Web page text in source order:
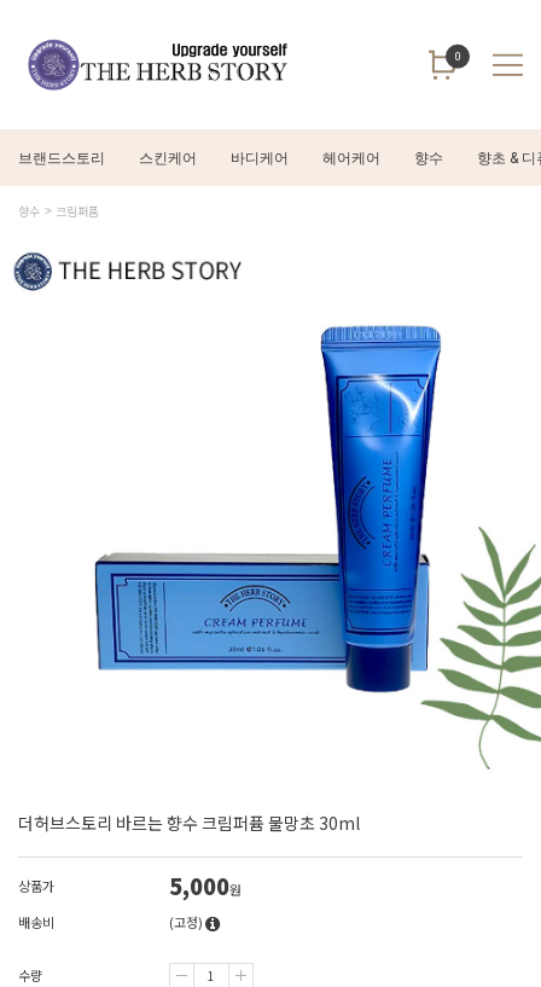
0
브랜드스토리 스킨케어 바디케어 헤어케어 향수 향초 & 디
향수 크림퍼퓸
더허브스토리 바르는 향수 크림퍼퓸 물망초 30ml
상품가 5,000원
배송비
(고정)
수량